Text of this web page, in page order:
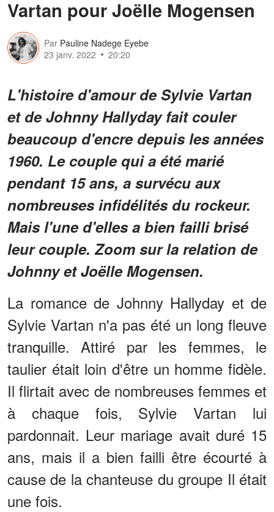
Vartan pour Joëlle Mogensen
Par Pauline Nadege Eyebe
23 janv. 2022
20:20
L'histoire d'amour de Sylvie Vartan
et de Johnny Hallyday fait couler
beaucoup d'encre depuis les années
1960. Le couple qui a été marié
pendant 15 ans, a survécu aux
nombreuses infidélités du rockeur.
Mais l'une d'elles a bien failli brisé
leur couple. Zoom sur la relation de
Johnny et Joëlle Mogensen.
La romance de Johnny Hallyday et de
Sylvie Vartan n'a pas été un long fleuve
tranquille. Attiré par les femmes, le
taulier était loin d'être un homme fidèle.
Il flirtait avec de nombreuses femmes et
à chaque fois, Sylvie Vartan lui
pardonnait. Leur mariage avait duré 15
ans, mais il a bien failli être écourté à
cause de la chanteuse du groupe Il était
une fois.